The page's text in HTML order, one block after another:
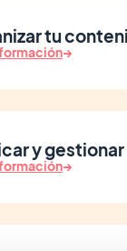
tu
→
y
→